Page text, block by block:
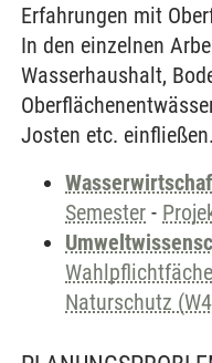
Erfahrungen mit
In den einzelnen
Wasserhaushalt,
Josten etc. einfließen.
Semester -
Naturschutz